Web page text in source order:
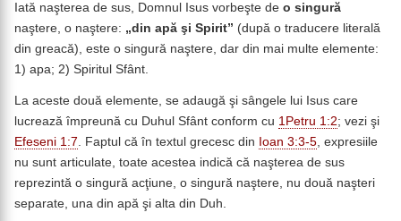
Iată naşterea de sus, Domnul Isus vorbeşte de o singură
naştere, o naştere: „din apă şi Spirit” (după o traducere literală
din greacă), este o singură naştere, dar din mai multe elemente:
1) apa; 2) Spiritul Sfânt.
La aceste două elemente, se adaugă şi sângele lui Isus care
lucrează împreună cu Duhul Sfânt conform cu 1Petru 1:2; vezi şi
Efeseni 1:7 . Faptul că în textul grecesc din Ioan 3:3-5 , expresiile
nu sunt articulate, toate acestea indică că naşterea de sus
reprezintă o singură acţiune, o singură naştere, nu două naşteri
separate, una din apă şi alta din Duh.